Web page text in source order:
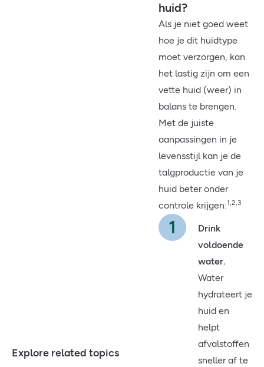
Explore related topics
huid?
Als je niet goed weet
hoe je dit huidtype
moet verzorgen, kan
het lastig zijn om een
vette huid (weer) in
balans te brengen.
Met de juiste
aanpassingen in je
levensstijl kan je de
talgproductie van je
huid beter onder
controle krijgen:1,2,3
Drink
voldoende
water.
Water
hydrateert je
huid en
helpt
afvalstoffen
sneller af te